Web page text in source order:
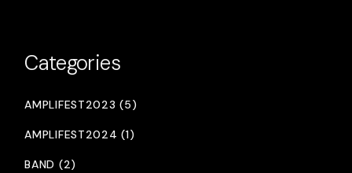
Categories
AMPLIFEST2023 (5)
AMPLIFEST2024 (1)
BAND (2)